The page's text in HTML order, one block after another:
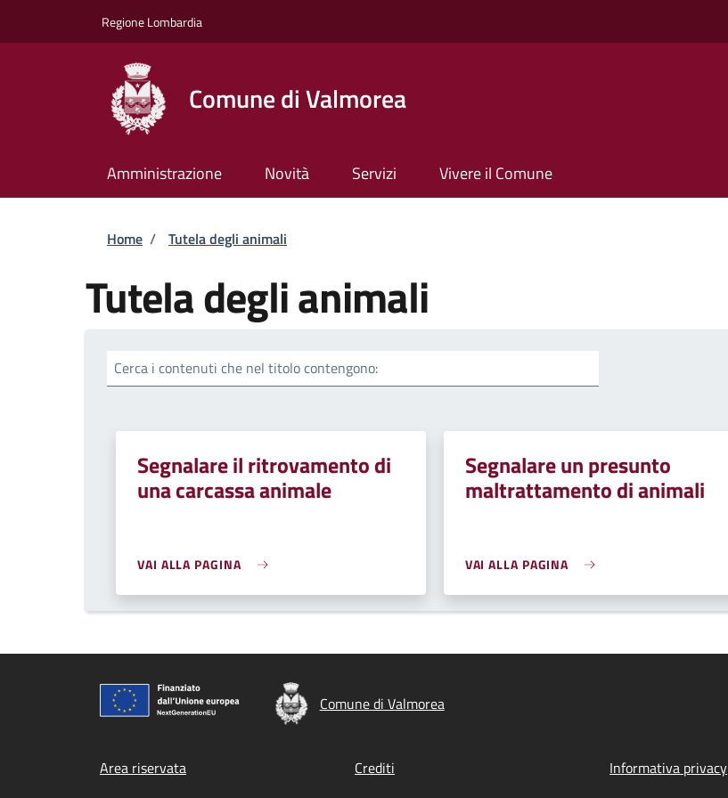
Regione Lombardia
Comune di Valmorea
Amministrazione Novità Servizi Vivere il Comune
Briciole di pane
Home / Tutela degli animali
Tutela degli animali
Cerca i contenuti che nel titolo contengono:
Segnalare il ritrovamento di
una carcassa animale
VAI ALLA PAGINA
Segnalare un presunto
maltrattamento di animali
VAI ALLA PAGINA
Comune di Valmorea
Footer menu
Area riservata Crediti Informativa privacy